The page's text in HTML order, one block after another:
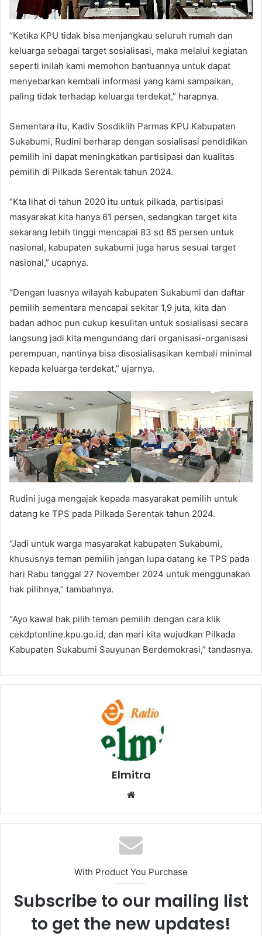
“Ketika KPU tidak bisa menjangkau seluruh rumah dan
keluarga sebagai target sosialisasi, maka melalui kegiatan
seperti inilah kami memohon bantuannya untuk dapat
menyebarkan kembali informasi yang kami sampaikan,
paling tidak terhadap keluarga terdekat,” harapnya.
Sementara itu, Kadiv Sosdiklih Parmas KPU Kabupaten
Sukabumi, Rudini berharap dengan sosialisasi pendidikan
pemilih ini dapat meningkatkan partisipasi dan kualitas
pemilih di Pilkada Serentak tahun 2024.
“Kta lihat di tahun 2020 itu untuk pilkada, partisipasi
masyarakat kita hanya 61 persen, sedangkan target kita
sekarang lebih tinggi mencapai 83 sd 85 persen untuk
nasional, kabupaten sukabumi juga harus sesuai target
nasional,” ucapnya.
“Dengan luasnya wilayah kabupaten Sukabumi dan daftar
pemilih sementara mencapai sekitar 1,9 juta, kita dan
badan adhoc pun cukup kesulitan untuk sosialisasi secara
langsung jadi kita mengundang dari organisasi-organisasi
perempuan, nantinya bisa disosialisasikan kembali minimal
kepada keluarga terdekat,” ujarnya.
Rudini juga mengajak kepada masyarakat pemilih untuk
datang ke TPS pada Pilkada Serentak tahun 2024.
“Jadi untuk warga masyarakat kabupaten Sukabumi,
khususnya teman pemilih jangan lupa datang ke TPS pada
hari Rabu tanggal 27 November 2024 untuk menggunakan
hak pilihnya,” tambahnya.
“Ayo kawal hak pilih teman pemilih dengan cara klik
cekdptonline.kpu.go.id, dan mari kita wujudkan Pilkada
Kabupaten Sukabumi Sauyunan Berdemokrasi,” tandasnya.
Elmitra
Website
With Product You Purchase
Subscribe to our mailing list
to get the new updates!